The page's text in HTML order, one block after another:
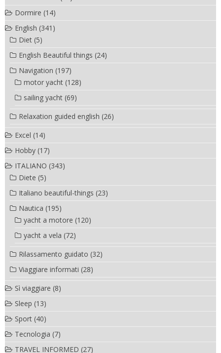
Dormire (14)
English (341)
Diet (5)
English Beautiful things (24)
Navigation (197)
motor yacht (128)
sailing yacht (69)
Relaxation guided english (26)
Excel (14)
Hobby (17)
ITALIANO (343)
Diete (5)
Italiano beautiful-things (23)
Nautica (195)
yacht a motore (120)
yacht a vela (72)
Rilassamento guidato (32)
Viaggiare informati (28)
Sì viaggiare (8)
Sleep (13)
Sport (40)
Tecnologia (7)
TRAVEL INFORMED (27)